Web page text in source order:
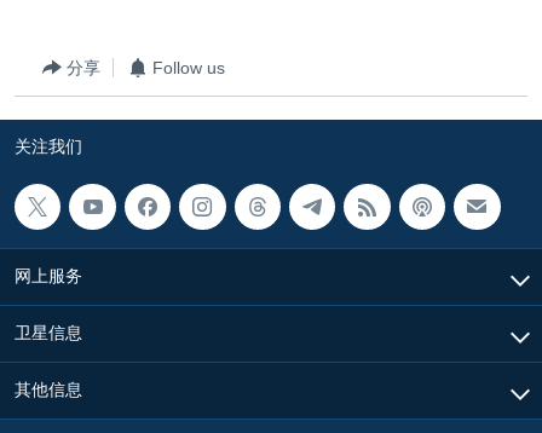
埃博拉疫情
美国之音专访
重要讲话与声明
台海两岸关系
南中国海争端
关注新疆
GEN Z 看美国
其他语言网站
分享 Follow us
关注我们
网上服务
卫星信息
其他信息